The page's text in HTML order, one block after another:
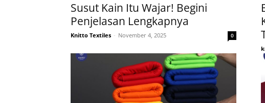
Susut Kain Itu Wajar! Begini
Penjelasan Lengkapnya
Knitto Textiles - November 4, 2025 0